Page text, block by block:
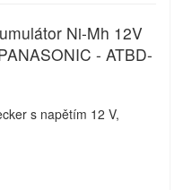
Ni-Mh 12V
- ATBD-
s napětím 12 V,